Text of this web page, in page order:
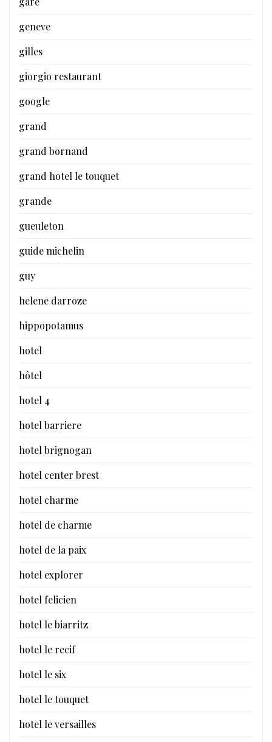
geneve
gilles
giorgio restaurant
google
grand
grand bornand
grand hotel le touquet
grande
gueuleton
guide michelin
guy
helene darroze
hippopotamus
hotel
hôtel
hotel 4
hotel barriere
hotel brignogan
hotel center brest
hotel charme
hotel de charme
hotel de la paix
hotel explorer
hotel felicien
hotel le biarritz
hotel le recif
hotel le six
hotel le touquet
hotel le versailles